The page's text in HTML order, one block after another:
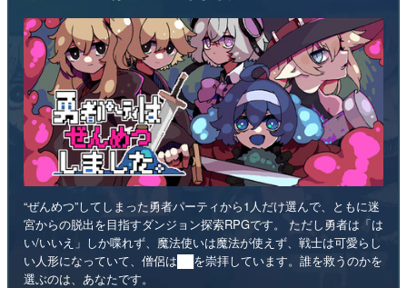
“ぜんめつ”してしまった勇者パーティから1人だけ選んで、ともに迷
宮からの脱出を目指すダンジョン探索RPGです。 ただし勇者は「は
い/いいえ」しか喋れず、魔法使いは魔法が使えず、戦士は可愛らし
い人形になっていて、僧侶は██を崇拝しています。誰を救うのかを
選ぶのは、あなたです。